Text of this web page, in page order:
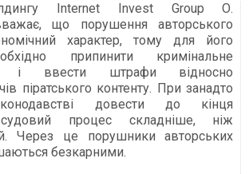
Internet Invest Group О.
що порушення авторського
характер, тому для його
припинити кримінальне
і ввести штрафи відносно
піратського контенту. При занадто
довести до кінця
судовий процес складніше, ніж
Через це порушники авторських
безкарними.